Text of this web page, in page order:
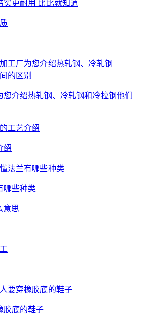
实更耐用 比比就知道
介绍热轧钢、冷轧钢和冷拉钢他们
绍
哪些种类
胶底的鞋子